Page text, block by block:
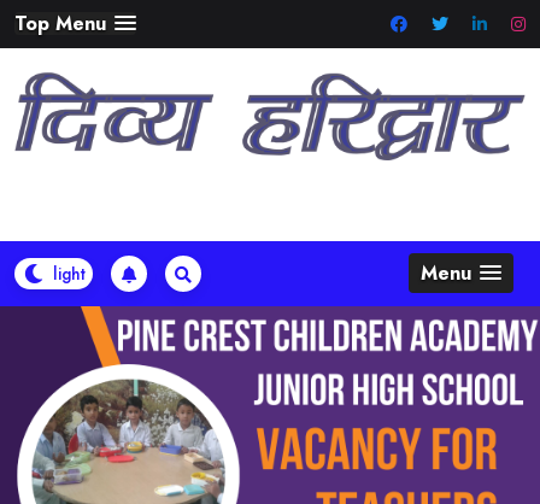
Skip
to
content
Top Menu
Menu